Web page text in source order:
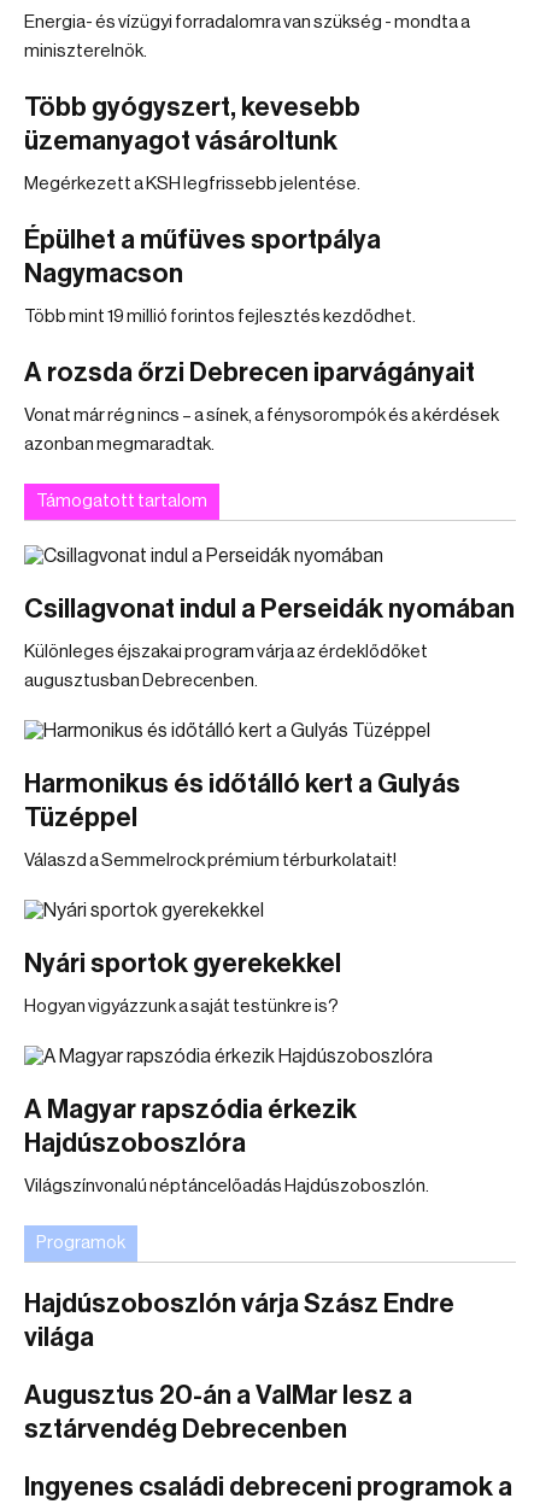
Energia- és vízügyi forradalomra van szükség - mondta a
miniszterelnök.
Több gyógyszert, kevesebb
üzemanyagot vásároltunk
Megérkezett a KSH legfrissebb jelentése.
Épülhet a műfüves sportpálya
Nagymacson
Több mint 19 millió forintos fejlesztés kezdődhet.
A rozsda őrzi Debrecen iparvágányait
Vonat már rég nincs – a sínek, a fénysorompók és a kérdések
azonban megmaradtak.
Támogatott tartalom
Csillagvonat indul a Perseidák nyomában
Különleges éjszakai program várja az érdeklődőket
augusztusban Debrecenben.
Harmonikus és időtálló kert a Gulyás
Tüzéppel
Válaszd a Semmelrock prémium térburkolatait!
Nyári sportok gyerekekkel
Hogyan vigyázzunk a saját testünkre is?
A Magyar rapszódia érkezik
Hajdúszoboszlóra
Világszínvonalú néptáncelőadás Hajdúszoboszlón.
Programok
Hajdúszoboszlón várja Szász Endre
világa
Augusztus 20-án a ValMar lesz a
sztárvendég Debrecenben
Ingyenes családi debreceni programok a